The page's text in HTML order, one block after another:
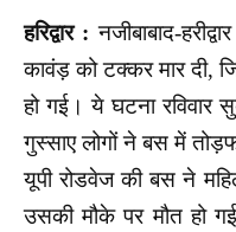
हरिद्वार : नजीबाबाद-
कावंड़ को टक्कर मार दी,
हो गई। ये घटना रविवार
गुस्साए लोगों ने बस में
यूपी रोडवेज की बस ने
उसकी मौके पर मौत हो